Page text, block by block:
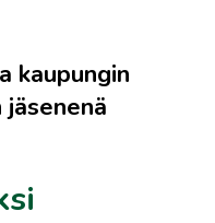
kaupungin